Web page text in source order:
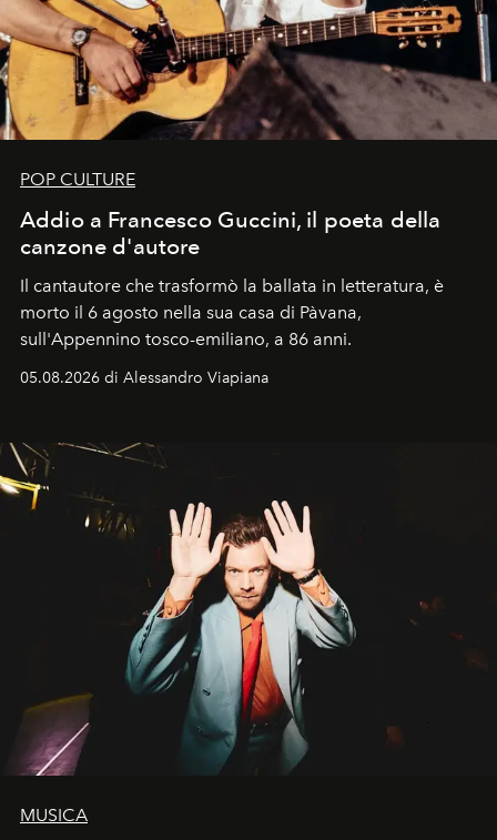
POP CULTURE
Addio a Francesco Guccini, il poeta della
canzone d'autore
Il cantautore che trasformò la ballata in letteratura, è
morto il 6 agosto nella sua casa di Pàvana,
sull'Appennino tosco-emiliano, a 86 anni.
05.08.2026 di Alessandro Viapiana
MUSICA